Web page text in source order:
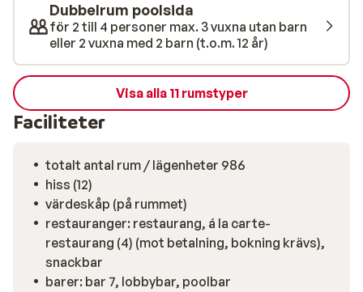
Grand Luxury Belek inkluderar all inclusive där alla
måltider och drycker är inkluderade. Måltiderna i
huvudrestaurangen serveras i bufféform men du kan
också välja att äta i någon av à la carte-
restaurangerna. Avsluta din semesterdag med en god
cocktail i någon av de många barer som hotellet
Dubbelrum poolsida
för 2 till 4 personer max. 3 vuxna utan barn
eller 2 vuxna med 2 barn (t.o.m. 12 år)
Visa alla 11 rumstyper
Faciliteter
totalt antal rum / lägenheter 986
hiss (12)
värdeskåp (på rummet)
restauranger: restaurang, á la carte-
restaurang (4) (mot betalning, bokning krävs),
snackbar
barer: bar 7, lobbybar, poolbar